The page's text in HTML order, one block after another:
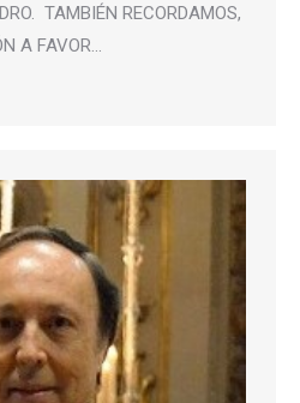
TAMBIÉN RECORDAMOS,
A FAVOR…